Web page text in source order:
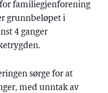
familiegjenforening
grunnbeløpet i
4 ganger
sørge for at
med unntak av